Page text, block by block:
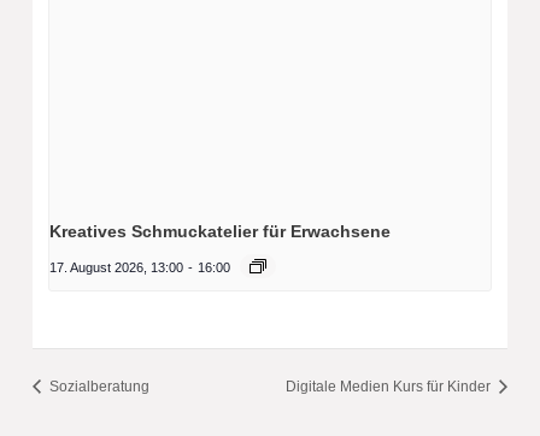
Kreatives Schmuckatelier für Erwachsene
17. August 2026, 13:00 - 16:00
Sozialberatung Digitale Medien Kurs für Kinder